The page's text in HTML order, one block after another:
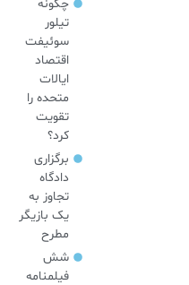
چگونه
تیلور
سوئیفت
اقتصاد
ایالات
متحده را
تقویت
کرد؟
برگزاری
دادگاه
تجاوز به
یک بازیگر
مطرح
شش
فیلمنامه